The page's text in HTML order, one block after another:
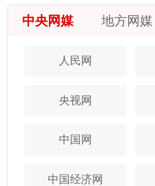
中央网媒 地方网媒
人民网
央视网
中国网
中国经济网